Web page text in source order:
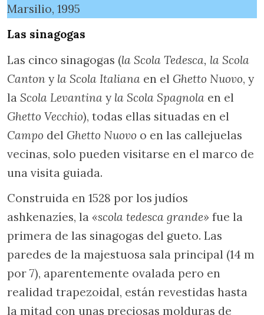
Marsilio, 1995
Las sinagogas
Las cinco sinagogas (la Scola Tedesca, la Scola
Canton y la Scola Italiana en el Ghetto Nuovo, y
la Scola Levantina y la Scola Spagnola en el
Ghetto Vecchio), todas ellas situadas en el
Campo del Ghetto Nuovo o en las callejuelas
vecinas, solo pueden visitarse en el marco de
una visita guiada.
Construida en 1528 por los judíos
ashkenazíes, la «scola tedesca grande» fue la
primera de las sinagogas del gueto. Las
paredes de la majestuosa sala principal (14 m
por 7), aparentemente ovalada pero en
realidad trapezoidal, están revestidas hasta
la mitad con unas preciosas molduras de